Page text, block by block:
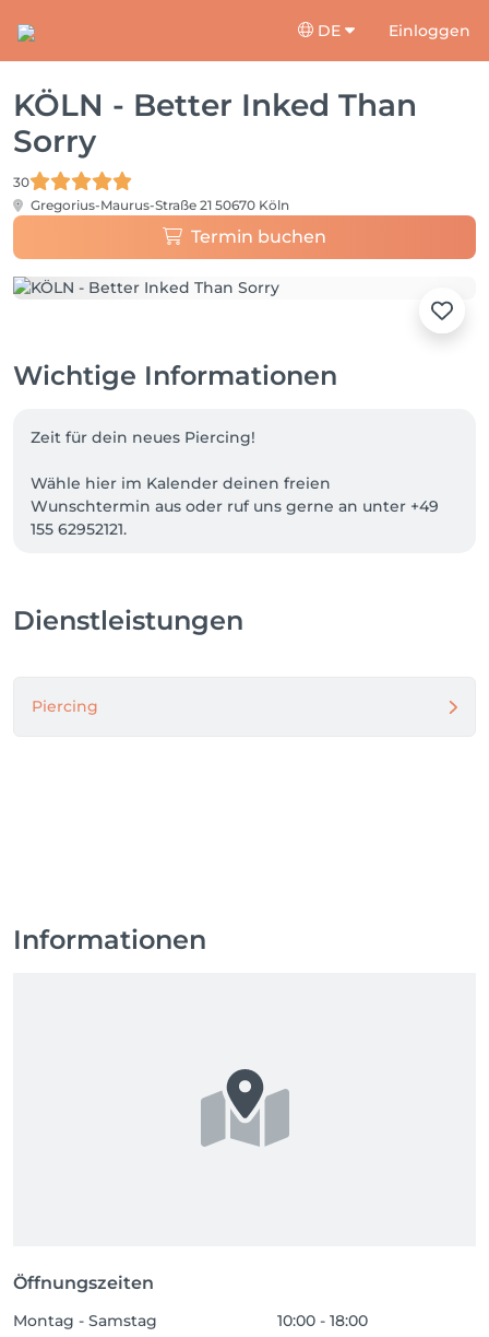
DE Einloggen
KÖLN - Better Inked Than
Sorry
30
Gregorius-Maurus-Straße 21 50670 Köln
Termin buchen
Wichtige Informationen
Zeit für dein neues Piercing!
Wähle hier im Kalender deinen freien
Wunschtermin aus oder ruf uns gerne an unter +49
155 62952121.
Dienstleistungen
Piercing
Informationen
Öffnungszeiten
Montag - Samstag
10:00 - 18:00